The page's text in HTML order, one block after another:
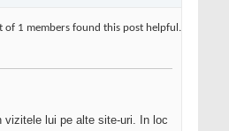
of 1 members found this post helpful.
vizitele lui pe alte site-uri. In loc